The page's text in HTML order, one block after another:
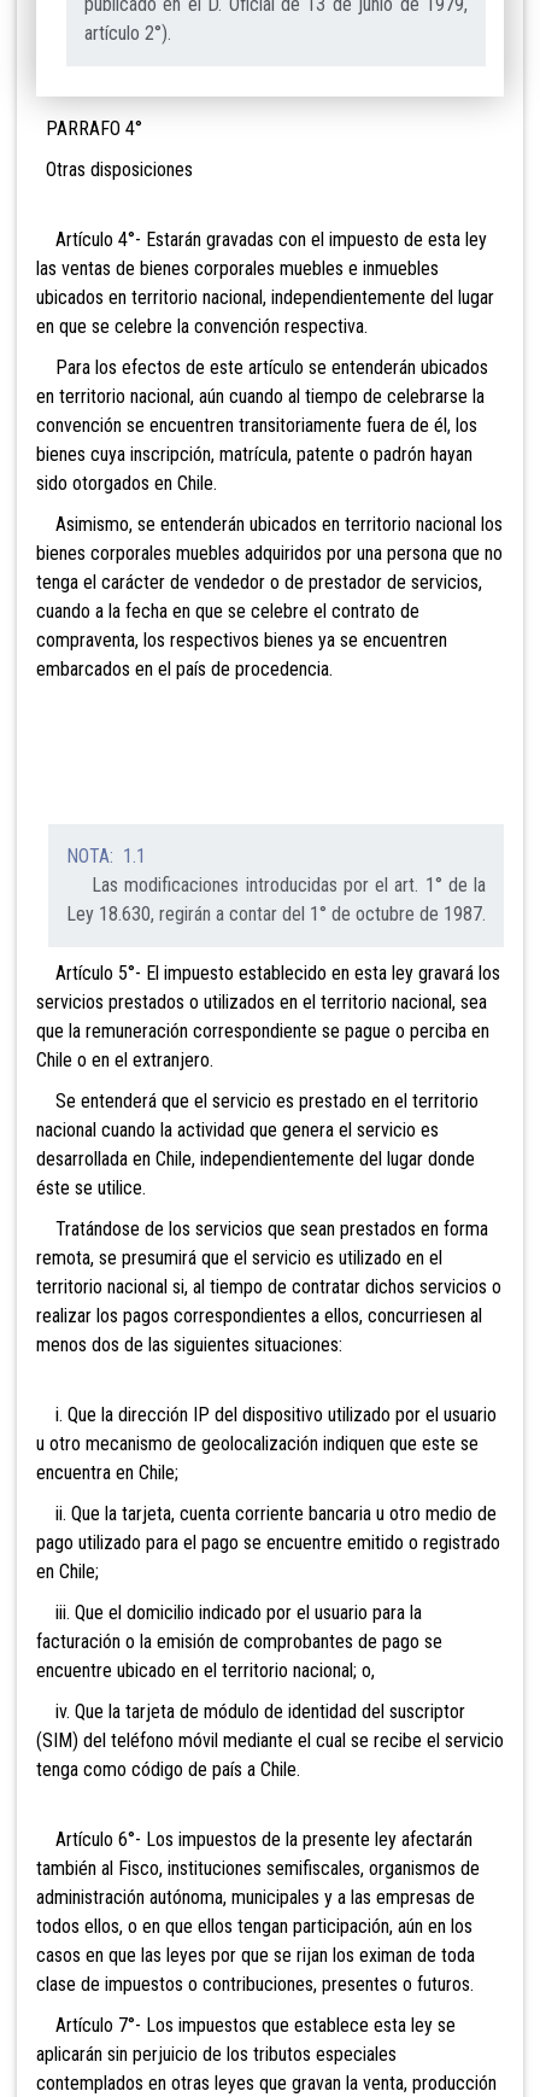
artículo 2°).
PARRAFO 4°
Otras disposiciones
Artículo 4°- Estarán gravadas con el impuesto de esta ley
las ventas de bienes corporales muebles e inmuebles
ubicados en territorio nacional, independientemente del lugar
en que se celebre la convención respectiva.
Para los efectos de este artículo se entenderán ubicados
en territorio nacional, aún cuando al tiempo de celebrarse la
convención se encuentren transitoriamente fuera de él, los
bienes cuya inscripción, matrícula, patente o padrón hayan
sido otorgados en Chile.
Asimismo, se entenderán ubicados en territorio nacional los
bienes corporales muebles adquiridos por una persona que no
tenga el carácter de vendedor o de prestador de servicios,
cuando a la fecha en que se celebre el contrato de
compraventa, los respectivos bienes ya se encuentren
embarcados en el país de procedencia.
NOTA: 1.1
Las modificaciones introducidas por el art. 1° de la
Ley 18.630, regirán a contar del 1° de octubre de 1987.
Artículo 5°- El impuesto establecido en esta ley gravará los
servicios prestados o utilizados en el territorio nacional, sea
que la remuneración correspondiente se pague o perciba en
Chile o en el extranjero.
Se entenderá que el servicio es prestado en el territorio
nacional cuando la actividad que genera el servicio es
desarrollada en Chile, independientemente del lugar donde
éste se utilice.
Tratándose de los servicios que sean prestados en forma
remota, se presumirá que el servicio es utilizado en el
territorio nacional si, al tiempo de contratar dichos servicios o
realizar los pagos correspondientes a ellos, concurriesen al
menos dos de las siguientes situaciones:
i. Que la dirección IP del dispositivo utilizado por el usuario
u otro mecanismo de geolocalización indiquen que este se
encuentra en Chile;
ii. Que la tarjeta, cuenta corriente bancaria u otro medio de
pago utilizado para el pago se encuentre emitido o registrado
en Chile;
iii. Que el domicilio indicado por el usuario para la
facturación o la emisión de comprobantes de pago se
encuentre ubicado en el territorio nacional; o,
iv. Que la tarjeta de módulo de identidad del suscriptor
(SIM) del teléfono móvil mediante el cual se recibe el servicio
tenga como código de país a Chile.
Artículo 6°- Los impuestos de la presente ley afectarán
también al Fisco, instituciones semifiscales, organismos de
administración autónoma, municipales y a las empresas de
todos ellos, o en que ellos tengan participación, aún en los
casos en que las leyes por que se rijan los eximan de toda
clase de impuestos o contribuciones, presentes o futuros.
Artículo 7°- Los impuestos que establece esta ley se
aplicarán sin perjuicio de los tributos especiales
contemplados en otras leyes que gravan la venta, producción